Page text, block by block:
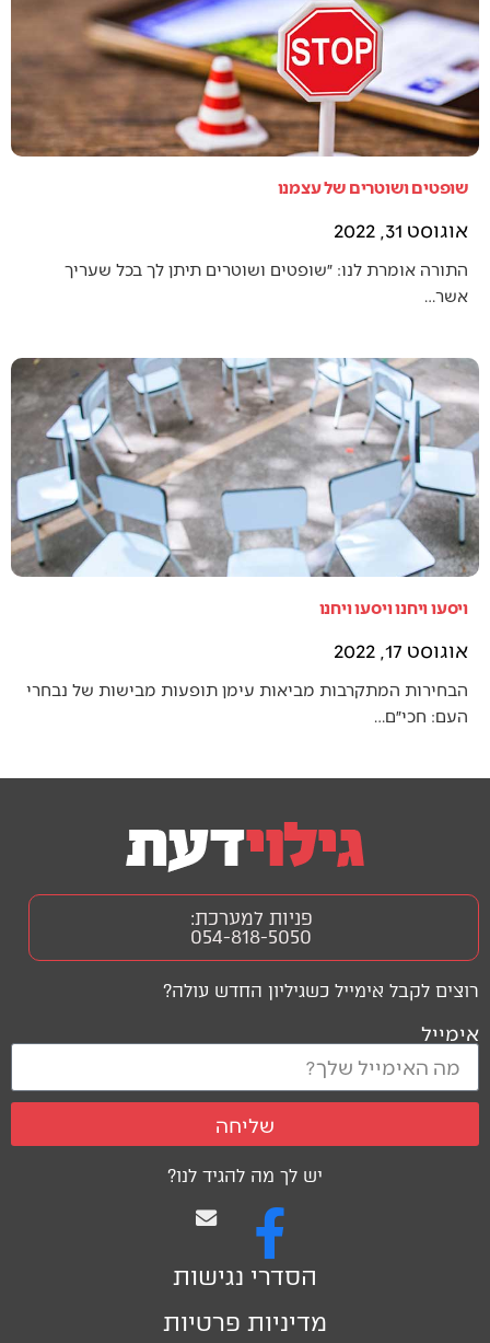
שופטים ושוטרים של עצמנו
אוגוסט 31, 2022
התורה אומרת לנו: ״שופטים ושוטרים תיתן לך בכל שעריך
אשר…
ויסעו ויחנו ויסעו ויחנו
אוגוסט 17, 2022
הבחירות המתקרבות מביאות עימן תופעות מבישות של נבחרי
העם: חכי״ם…
יש לך מה להגיד לנו?
הסדרי נגישות
מדיניות פרטיות
רוצים לקבל אימייל כשגיליון החדש עולה?
אימייל
שליחה
פניות למערכת:
054-818-5050